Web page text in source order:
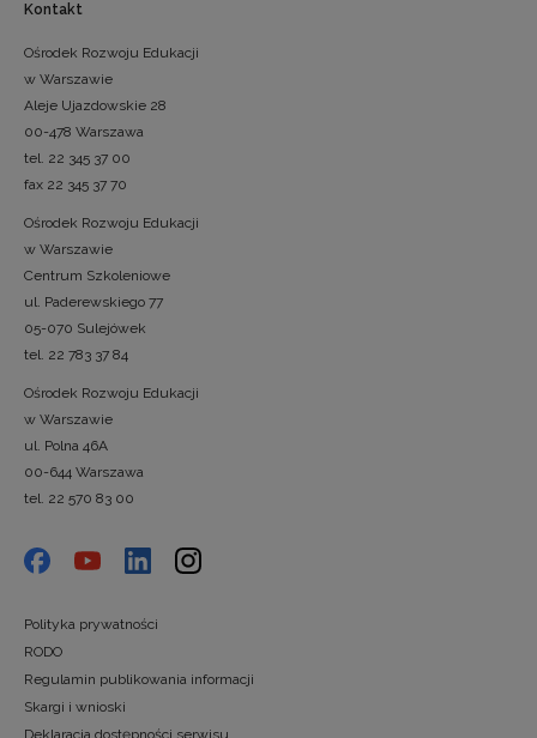
Kontakt
Ośrodek Rozwoju Edukacji
w Warszawie
Aleje Ujazdowskie 28
00-478 Warszawa
tel. 22 345 37 00
fax 22 345 37 70
Ośrodek Rozwoju Edukacji
w Warszawie
Centrum Szkoleniowe
ul. Paderewskiego 77
05-070 Sulejówek
tel. 22 783 37 84
Ośrodek Rozwoju Edukacji
w Warszawie
ul. Polna 46A
00-644 Warszawa
tel. 22 570 83 00
Polityka prywatności
RODO
Regulamin publikowania informacji
Skargi i wnioski
Deklaracja dostępności serwisu